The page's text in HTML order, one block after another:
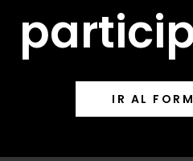
IR AL